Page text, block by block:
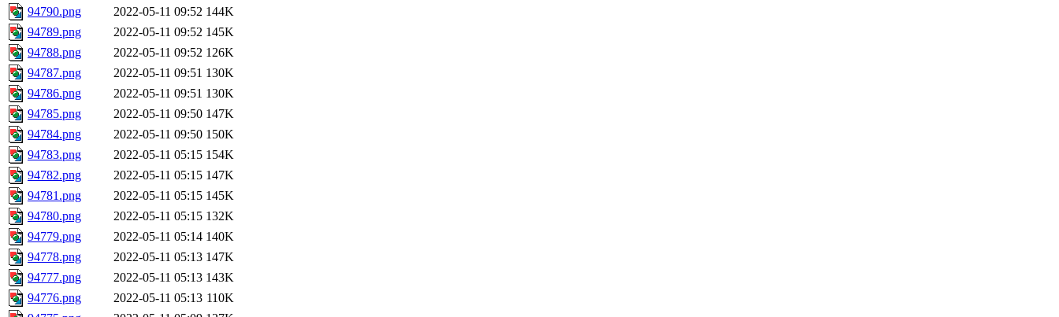
94790.png
2022-05-11 09:52 144K
94789.png
2022-05-11 09:52 145K
94788.png
2022-05-11 09:52 126K
94787.png
2022-05-11 09:51 130K
94786.png
2022-05-11 09:51 130K
94785.png
2022-05-11 09:50 147K
94784.png
2022-05-11 09:50 150K
94783.png
2022-05-11 05:15 154K
94782.png
2022-05-11 05:15 147K
94781.png
2022-05-11 05:15 145K
94780.png
2022-05-11 05:15 132K
94779.png
2022-05-11 05:14 140K
94778.png
2022-05-11 05:13 147K
94777.png
2022-05-11 05:13 143K
94776.png
2022-05-11 05:13 110K